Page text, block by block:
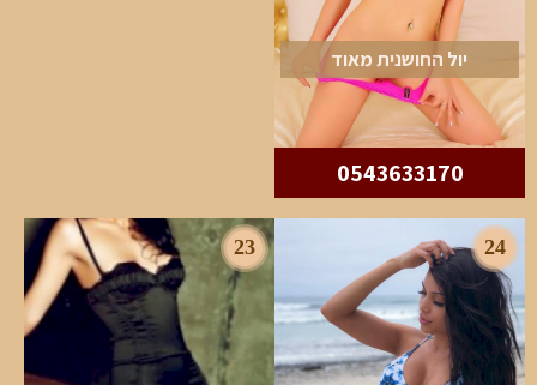
יול החושנית מאוד
0543633170
24
23